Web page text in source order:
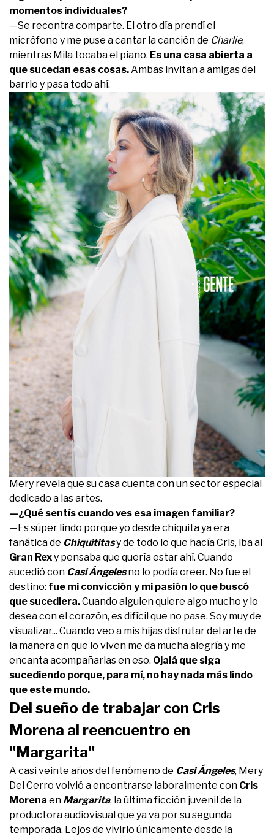
momentos individuales?
—Se recontra comparte. El otro día prendí el
micrófono y me puse a cantar la canción de Charlie,
mientras Mila tocaba el piano. Es una casa abierta a
que sucedan esas cosas.Ambas invitan a amigas del
barrio y pasa todo ahí.
Mery revela que su casa cuenta con un sector especial
dedicado a las artes.
—¿Qué sentís cuando ves esa imagen familiar?
—Es súper lindo porque yo desde chiquita ya era
fanática de Chiquititasy de todo lo que hacía Cris, iba al
Gran Rexy pensaba que quería estar ahí. Cuando
sucedió con Casi Ángeles no lo podía creer. No fue el
destino: fue mi convicción y mi pasión lo que buscó
que sucediera.Cuando alguien quiere algo mucho y lo
desea con el corazón, es difícil que no pase. Soy muy de
visualizar... Cuando veo a mis hijas disfrutar del arte de
la manera en que lo viven me da mucha alegría y me
encanta acompañarlas en eso. Ojalá que siga
sucediendo porque, para mí, no hay nada más lindo
que este mundo.
Del sueño de trabajar con Cris
Morena al reencuentro en
"Margarita"
A casi veinte años del fenómeno de Casi Ángeles, Mery
Del Cerro volvió a encontrarse laboralmente con Cris
Morena en Margarita, la última ficción juvenil de la
productora audiovisual que ya va por su segunda
temporada. Lejos de vivirlo únicamente desde la